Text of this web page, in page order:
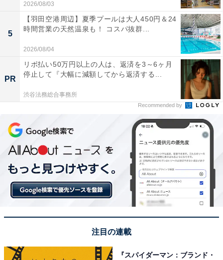
詳細情報
商品名
サンリオキャラクターズ ローラー付き消しゴム風キーホ
ルダー
ベネリック
発売日
2026年6月
価格
税込400円
ラインアップ
2026/08/03
5
【羽田空港周辺】夏季プールは大人450円＆24
時間営業の天然温泉も！ コスパ抜群...
2026/08/04
PR
リボ払い50万円以上の人は、返済を3～6ヶ月
停止して『大幅に減額してから返済する...
渋谷法務総合事務所
Recommended by
注目の連載
『スパイダーマン：ブランド・